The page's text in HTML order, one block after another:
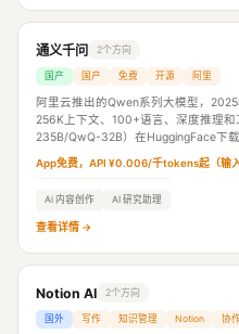
通义千问 2个方向
国产 国产 免费 开源 阿里
阿里云推出的Qwen系列大模型，
256K上下文、100+语言、深度推理
235B/QwQ-32B）在HuggingFace下
模型家族。
App免费，API ¥0.006/千tokens起（输
Ai 内容创作 AI 研究助理
查看详情 →
Notion AI 2个方向
国外 写作 知识管理 Notion 协